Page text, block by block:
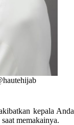
kepala
memakainya.